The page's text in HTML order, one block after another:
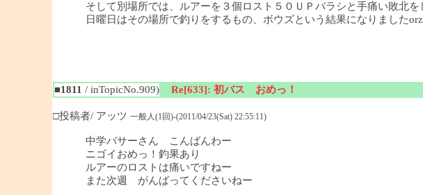
そして別場所では、ルアーを３個ロスト５０ＵＰバラシと手痛い敗北を
日曜日はその場所で釣りをするもの、ボウズという結果になりました
■1811 / inTopicNo.909)
Re[633]: 初バス おめっ！
□投稿者/ アッツ 一般人(1回)-(2011/04/23(Sat) 22:55:11)
中学バサーさん こんばんわー
ニゴイおめっ！釣果あり
ルアーのロストは痛いですねー
また次週 がんばってくださいねー